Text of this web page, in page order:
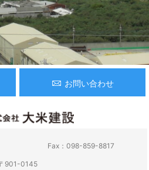
お問い合わせ
Fax：098-859-8817
901-0145